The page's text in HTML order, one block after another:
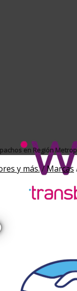
en Región
y más./ Marcas